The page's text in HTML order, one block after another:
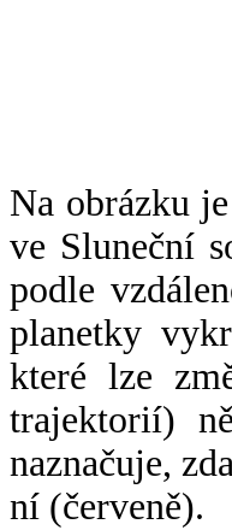
Na obrázku
ve Sluneční
podle
planetky
které lze
trajektorií)
naznačuje,
ní (červeně).